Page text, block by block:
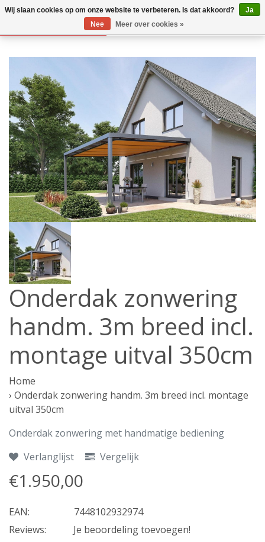
Onderdak zonwering
handm. 3m breed incl.
montage uitval 350cm
Home
› Onderdak zonwering handm. 3m breed incl. montage
uitval 350cm
Onderdak zonwering met handmatige bediening
Verlanglijst
Vergelijk
€1.950,00
EAN:
7448102932974
Reviews:
Je beoordeling toevoegen!
Wij slaan cookies op om onze website te verbeteren. Is dat akkoord?
Ja
Nee
Meer over cookies »